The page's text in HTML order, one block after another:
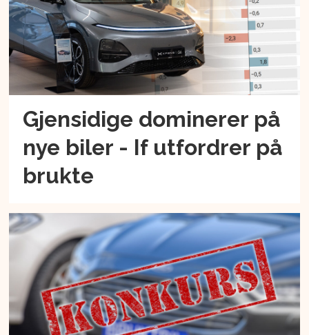
Gjensidige dominerer på
nye biler - If utfordrer på
brukte